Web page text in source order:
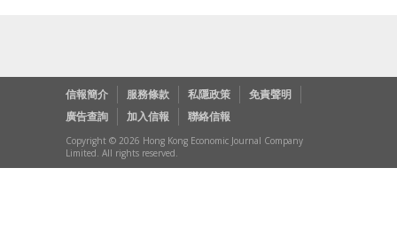
信報簡介 服務條款 私隱政策
免責聲明
廣告查詢
加入信報 聯絡信報
Copyright © 2026 Hong Kong Economic Journal Company
Limited. All rights reserved.